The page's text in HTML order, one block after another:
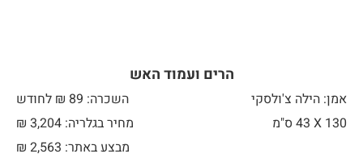
הרים ועמוד האש
אמן: הילה צ'ולסקי
השכרה: 89 ₪ לחודש
130 X
מחיר בגלריה: 3,204 ₪
מבצע באתר:
₪ 2,563